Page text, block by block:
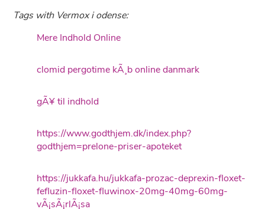
Tags with Vermox i odense:
Mere Indhold Online
clomid pergotime kÃ¸b online danmark
gÃ¥ til indhold
https://www.godthjem.dk/index.php?
godthjem=prelone-priser-apoteket
https://jukkafa.hu/jukkafa-prozac-deprexin-floxet-
fefluzin-floxet-fluwinox-20mg-40mg-60mg-
vÃ¡sÃ¡rlÃ¡sa